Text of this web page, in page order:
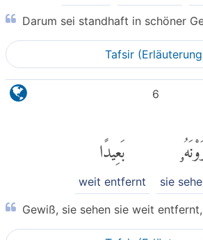
Darum sei standhaft in schöner
Tafsir
6
sie
بَعِيدًا
weit entfernt
Gewiß, sie sehen sie weit entfernt,